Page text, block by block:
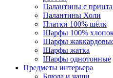
Палантины с
Палантины Холи
Платки 100% шёлк
Шарфы 100%
Шарфы
Шарфы жатка
Шарфы однотонные
Предметы интерьера
Блюда и чаши